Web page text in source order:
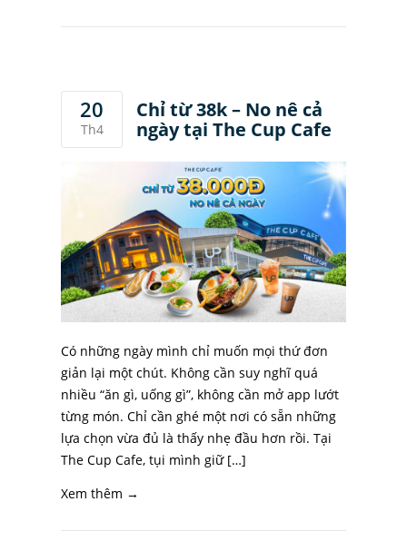
20
Th4
Chỉ từ 38k – No nê cả
ngày tại The Cup Cafe
Có những ngày mình chỉ muốn mọi thứ đơn
giản lại một chút. Không cần suy nghĩ quá
nhiều “ăn gì, uống gì”, không cần mở app lướt
từng món. Chỉ cần ghé một nơi có sẵn những
lựa chọn vừa đủ là thấy nhẹ đầu hơn rồi. Tại
The Cup Cafe, tụi mình giữ […]
Xem thêm →